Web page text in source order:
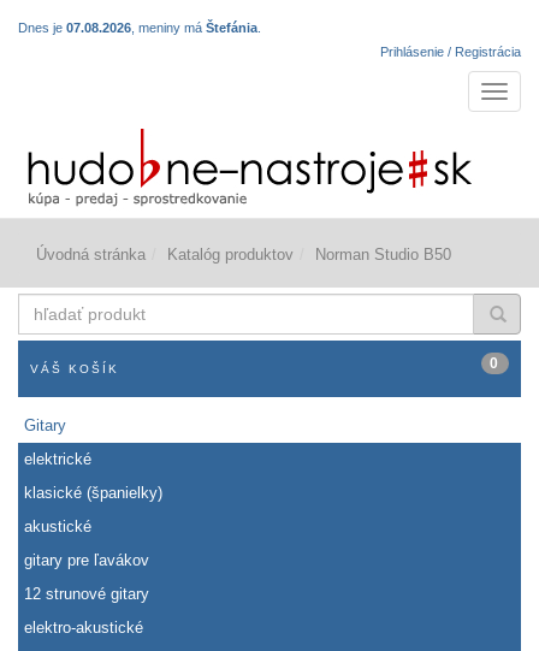
Dnes je 07.08.2026 , meniny má Štefánia
Prihlásenie / Registrácia
Úvodná stránka Katalóg produktov Norman Studio B50
produkt
VÁŠ KOŠÍK 0
Gitary
elektrické
klasické (španielky)
akustické
gitary pre ľavákov
12 strunové gitary
elektro-akustické